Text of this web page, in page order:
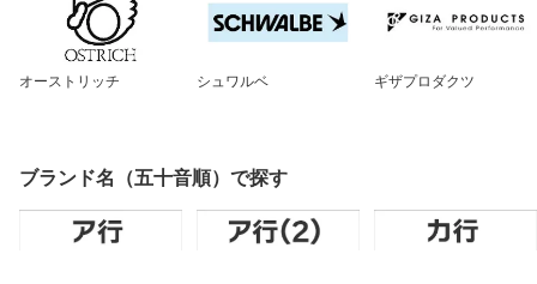
オーストリッチ シュワルベ ギザプロダクツ
ブランド名（五十音順）で探す